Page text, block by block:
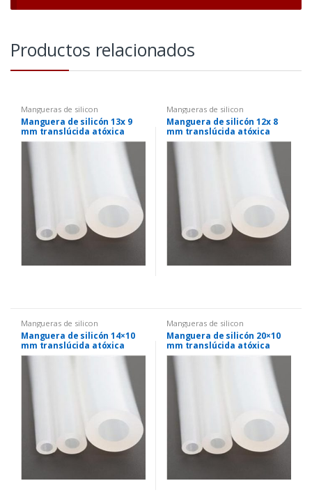
Productos relacionados
Mangueras de silicon
Manguera de silicón 13x 9
mm translúcida atóxica
Mangueras de silicon
Manguera de silicón 12x 8
mm translúcida atóxica
Mangueras de silicon
Manguera de silicón 14×10
mm translúcida atóxica
Mangueras de silicon
Manguera de silicón 20×10
mm translúcida atóxica